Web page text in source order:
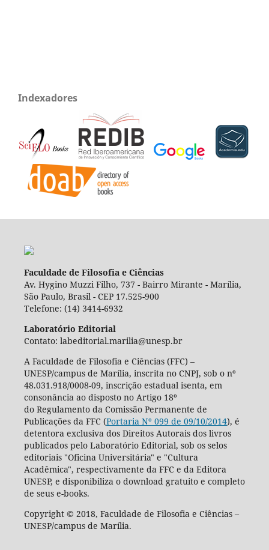
Indexadores
Faculdade de Filosofia e Ciências
Av. Hygino Muzzi Filho, 737 - Bairro Mirante - Marília,
São Paulo, Brasil - CEP 17.525-900
Telefone: (14) 3414-6932
Laboratório Editorial
Contato: labeditorial.marilia@unesp.br
A Faculdade de Filosofia e Ciências (FFC) –
UNESP/campus de Marília, inscrita no CNPJ, sob o nº
48.031.918/0008-09, inscrição estadual isenta, em
consonância ao disposto no Artigo 18º
do Regulamento da Comissão Permanente de
Publicações da FFC (Portaria Nº 099 de 09/10/2014), é
detentora exclusiva dos Direitos Autorais dos livros
publicados pelo Laboratório Editorial, sob os selos
editoriais "Oficina Universitária" e "Cultura
Acadêmica", respectivamente da FFC e da Editora
UNESP, e disponibiliza o download gratuito e completo
de seus e-books.
Copyright © 2018, Faculdade de Filosofia e Ciências –
UNESP/campus de Marília.